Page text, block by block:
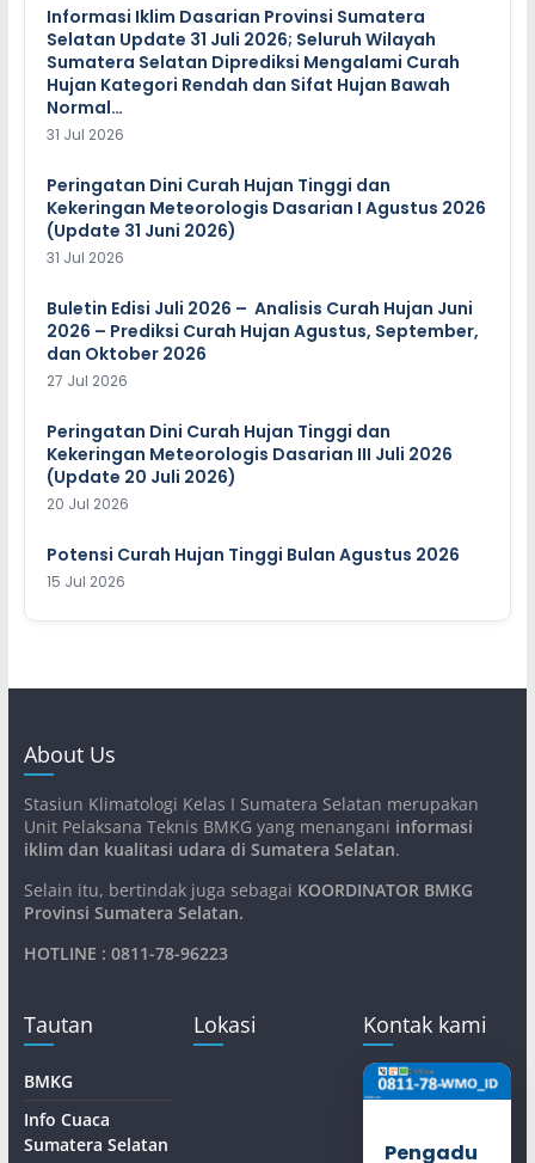
Informasi Iklim Dasarian Provinsi Sumatera
Selatan Update 31 Juli 2026; Seluruh Wilayah
Sumatera Selatan Diprediksi Mengalami Curah
Hujan Kategori Rendah dan Sifat Hujan Bawah
Normal…
31 Jul 2026
Peringatan Dini Curah Hujan Tinggi dan
Kekeringan Meteorologis Dasarian I Agustus 2026
(Update 31 Juni 2026)
31 Jul 2026
Buletin Edisi Juli 2026 – Analisis Curah Hujan Juni
2026 – Prediksi Curah Hujan Agustus, September,
dan Oktober 2026
27 Jul 2026
Peringatan Dini Curah Hujan Tinggi dan
Kekeringan Meteorologis Dasarian III Juli 2026
(Update 20 Juli 2026)
20 Jul 2026
Potensi Curah Hujan Tinggi Bulan Agustus 2026
15 Jul 2026
About Us
Stasiun Klimatologi Kelas I Sumatera Selatan merupakan
Unit Pelaksana Teknis BMKG yang menangani informasi
iklim dan kualitasi udara di Sumatera Selatan.
Selain itu, bertindak juga sebagai KOORDINATOR BMKG
Provinsi Sumatera Selatan.
HOTLINE : 0811-78-96223
Tautan
BMKG
Info Cuaca
Sumatera Selatan
Lokasi Kontak kami
Pengadu